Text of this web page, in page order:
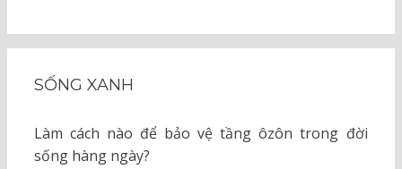
SỐNG XANH
Làm cách nào để bảo vệ tầng ôzôn trong đời
sống hàng ngày?